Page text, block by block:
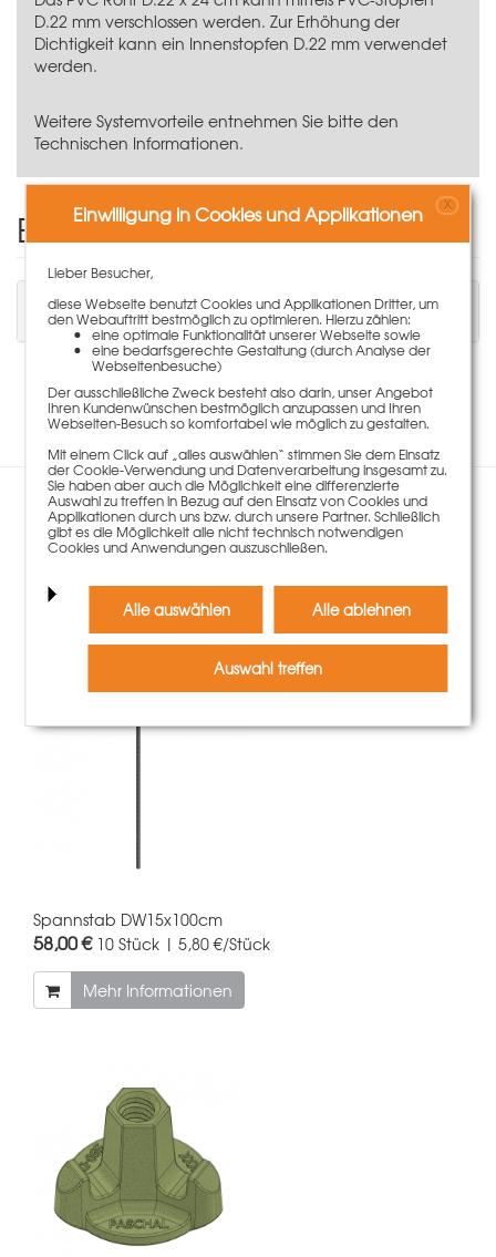
D.22 mm verschlossen werden. Zur Erhöhung der
Dichtigkeit kann ein Innenstopfen D.22 mm verwendet
werden.
Weitere Systemvorteile entnehmen Sie bitte den
Technischen Informationen.
Einen Kommentar schreiben
Sie müssen angemeldet sein, um einen
Kommentar schreiben zu können.
Es liegen keine Kommentare zu diesem Artikel vor.
Kunden, die diesen Artikel
gekauft haben, kauften
auch
Spannstab DW15x100cm
58,00 € 10 Stück | 5,80 €/Stück
Mehr Informationen
Einwilligung in Cookies und Applikationen X
Lieber Besucher,
diese Webseite benutzt Cookies und Applikationen Dritter, um
den Webauftritt bestmöglich zu optimieren. Hierzu zählen:
eine optimale Funktionalität unserer Webseite sowie
eine bedarfsgerechte Gestaltung (durch Analyse der
Webseitenbesuche)
Der ausschließliche Zweck besteht also darin, unser Angebot
Ihren Kundenwünschen bestmöglich anzupassen und Ihren
Webseiten-Besuch so komfortabel wie möglich zu gestalten.
Mit einem Click auf „alles auswählen“ stimmen Sie dem Einsatz
der Cookie-Verwendung und Datenverarbeitung insgesamt zu.
Sie haben aber auch die Möglichkeit eine differenzierte
Auswahl zu treffen in Bezug auf den Einsatz von Cookies und
Applikationen durch uns bzw. durch unsere Partner. Schließlich
gibt es die Möglichkeit alle nicht technisch notwendigen
Cookies und Anwendungen auszuschließen.
Alle auswählen Alle ablehnen
Auswahl treffen